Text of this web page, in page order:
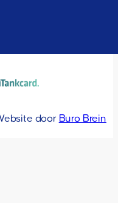
door Buro Brein